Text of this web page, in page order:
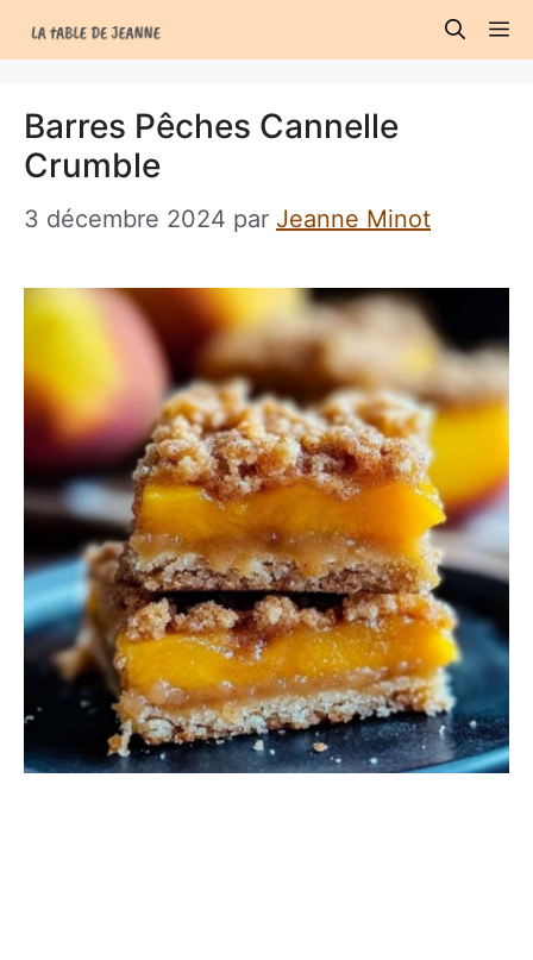
au
Barres Pêches Cannelle
Crumble
3 décembre 2024 par Jeanne Minot